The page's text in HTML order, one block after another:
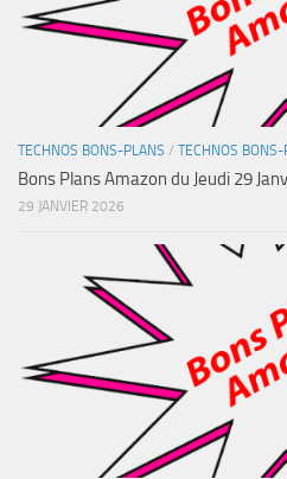
TECHNOS BONS-PLANS / TECHNOS
Bons Plans Amazon du Jeudi 29
29 JANVIER 2026